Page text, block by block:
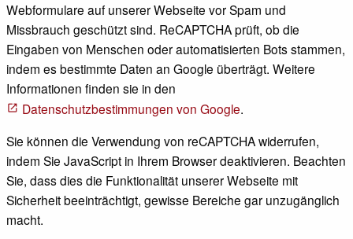
Webformulare auf unserer Webseite vor Spam und
Missbrauch geschützt sind. ReCAPTCHA prüft, ob die
Eingaben von Menschen oder automatisierten Bots stammen,
indem es bestimmte Daten an Google überträgt. Weitere
Informationen finden sie in den
Datenschutzbestimmungen von Google.
Sie können die Verwendung von reCAPTCHA widerrufen,
indem Sie JavaScript in Ihrem Browser deaktivieren. Beachten
Sie, dass dies die Funktionalität unserer Webseite mit
Sicherheit beeinträchtigt, gewisse Bereiche gar unzugänglich
macht.